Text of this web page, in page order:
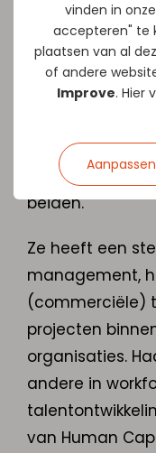
vinden in onze
accepteren" te
plaatsen van al
of andere
Improve. Hier
Aanpassen
ervaring mee
strategisch
vermogen om
verbinden met
aanpak. Of het
vraagstukken
Margot
beiden.
Ze heeft een
management,
(commerciële)
projecten
organisaties.
andere in
van Human